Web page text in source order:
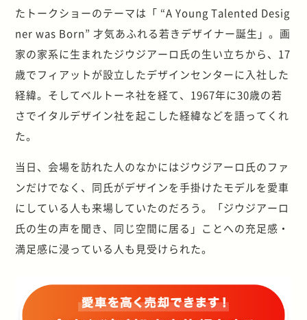
たトークショーのテーマは「 “A Young Talented Desig
ner was Born” 才気あふれる若きデザイナー誕生」。画
家の家系に生まれたジウジアーロ氏の生い立ちから、17
歳でフィアットが設立したデザインセンターに入社した
経緯。そしてベルトーネ社を経て、1967年に30歳の若
さでイタルデザイン社を起こした経緯などを語ってくれ
た。
当日、会場を訪れた人のなかにはジウジアーロ氏のファ
ンだけでなく、同氏がデザインを手掛けたモデルを愛車
にしている人も来場していたのだろう。「ジウジアーロ
氏の生の声を聞き、同じ空間に居る」ことへの充足感・
満足感に浸っている人も見受けられた。